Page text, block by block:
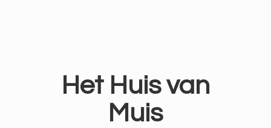
Het Huisvan
Muis